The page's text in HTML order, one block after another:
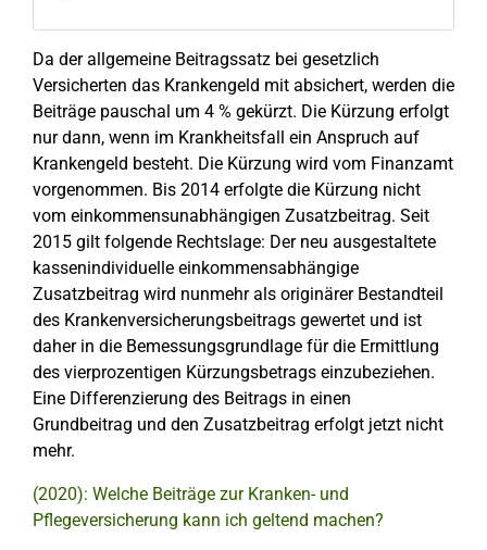
Da der allgemeine Beitragssatz bei gesetzlich
Versicherten das Krankengeld mit absichert, werden die
Beiträge pauschal um 4 % gekürzt. Die Kürzung erfolgt
nur dann, wenn im Krankheitsfall ein Anspruch auf
Krankengeld besteht. Die Kürzung wird vom Finanzamt
vorgenommen. Bis 2014 erfolgte die Kürzung nicht
vom einkommensunabhängigen Zusatzbeitrag. Seit
2015 gilt folgende Rechtslage: Der neu ausgestaltete
kassenindividuelle einkommensabhängige
Zusatzbeitrag wird nunmehr als originärer Bestandteil
des Krankenversicherungsbeitrags gewertet und ist
daher in die Bemessungsgrundlage für die Ermittlung
des vierprozentigen Kürzungsbetrags einzubeziehen.
Eine Differenzierung des Beitrags in einen
Grundbeitrag und den Zusatzbeitrag erfolgt jetzt nicht
mehr.
(2020): Welche Beiträge zur Kranken- und
Pflegeversicherung kann ich geltend machen?